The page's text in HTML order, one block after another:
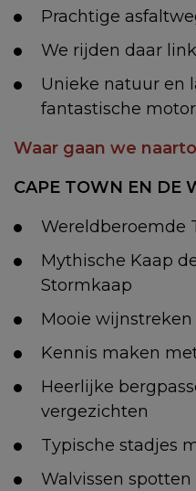
Prachtige
We rijden daar
Unieke natuur en
fantastische
Waar gaan we
CAPE TOWN EN DE
Wereldberoemde
Mythische Kaap
Stormkaap
Mooie wijnstreken
Kennis maken
Heerlijke
vergezichten
Typische stadjes
Walvissen